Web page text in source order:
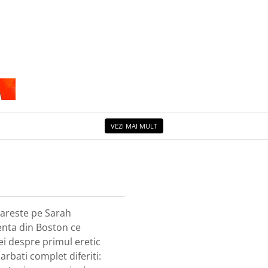
VEZI MAI MULT
pe Sarah
din Boston ce
despre primul eretic
complet diferiti: